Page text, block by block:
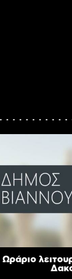
Ωράριο